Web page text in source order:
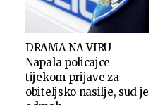
DRAMA NA VIRU
Napala policajce
tijekom prijave za
obiteljsko nasilje, sud je